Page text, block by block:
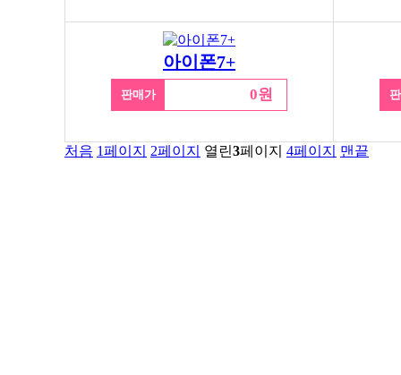
아이폰7+
판매가 0원
처음 1페이지 2페이지 열린3페이지 4페이지 맨끝